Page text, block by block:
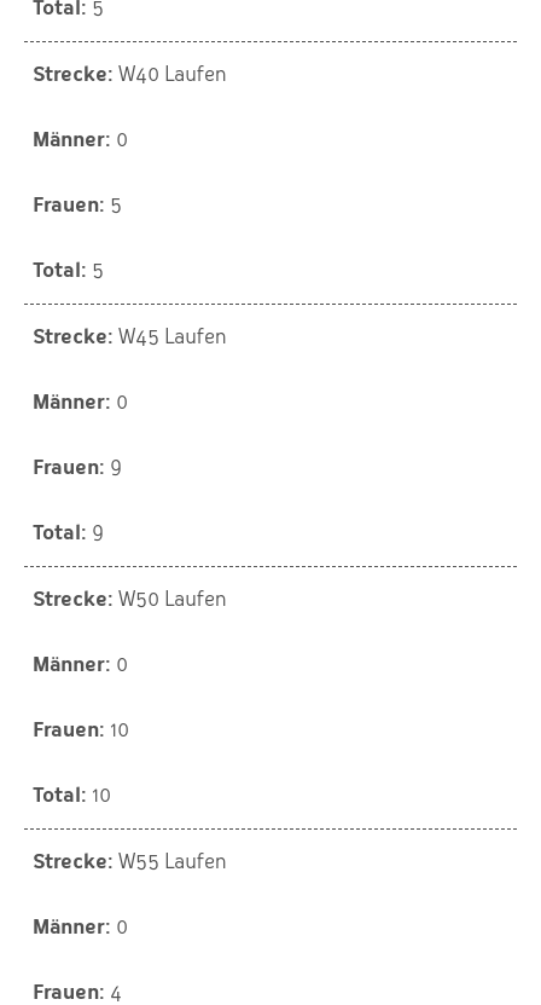
5
W40 Laufen
0
5
5
W45 Laufen
0
9
9
W50 Laufen
0
10
10
W55 Laufen
0
4